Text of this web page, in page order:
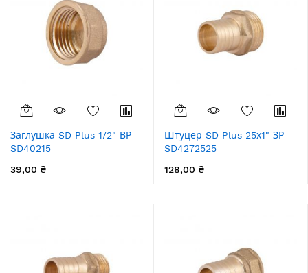
Заглушка SD Plus 1/2" ВР
SD40215
39,00 ₴
Штуцер SD Plus 25х1" ЗР
SD4272525
128,00 ₴